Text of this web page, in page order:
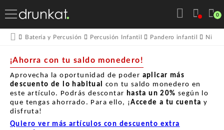
0
Batería y Percusión Percusión Infantil Pandero infantil Nino
¡Ahorra con tu saldo monedero!
Aprovecha la oportunidad de poder aplicar más
descuento de lo habitual con tu saldo monedero en
este artículo. Podrás descontar hasta un 20% según lo
que tengas ahorrado. Para ello, ¡Accede a tu cuenta y
disfruta!
Quiero ver más artículos con descuento extra